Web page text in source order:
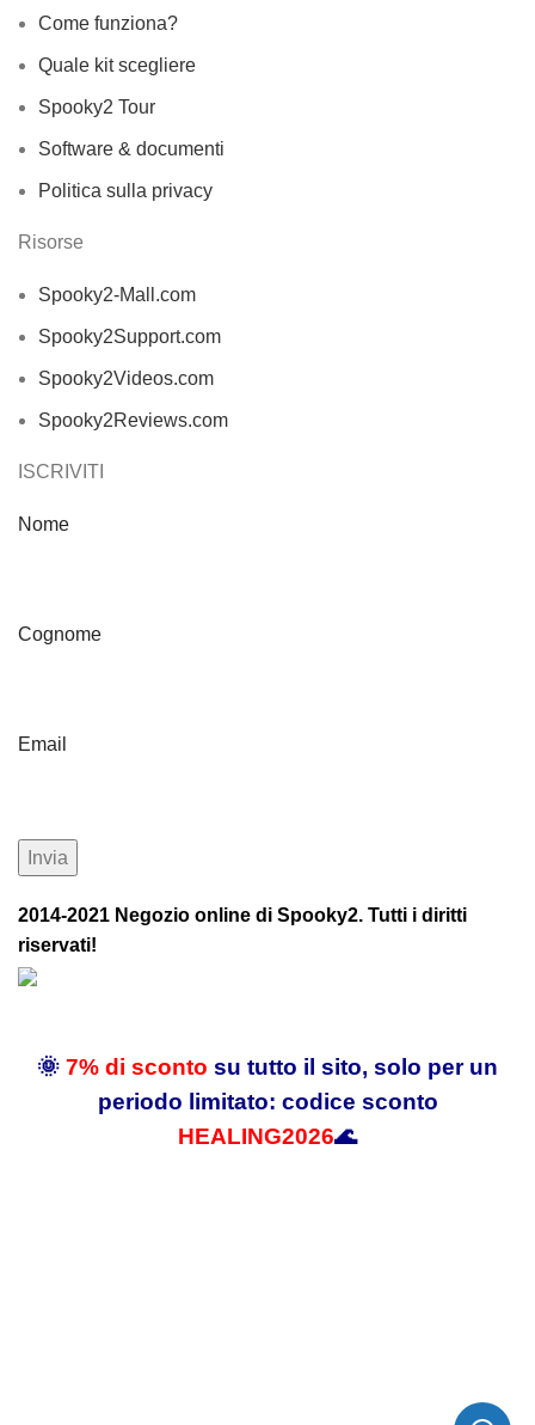
Come funziona?
Quale kit scegliere
Spooky2 Tour
Software & documenti
Politica sulla privacy
Risorse
Spooky2-Mall.com
Spooky2Support.com
Spooky2Videos.com
Spooky2Reviews.com
ISCRIVITI
Nome
Cognome
Email
2014-2021 Negozio online di Spooky2. Tutti i diritti
riservati!
🌞 7% di sconto su tutto il sito, solo per un
periodo limitato: codice sconto
HEALING2026🌊